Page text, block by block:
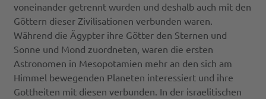
voneinander getrennt wurden und deshalb auch mit den
Göttern dieser Zivilisationen verbunden waren.
Während die Ägypter ihre Götter den Sternen und
Sonne und Mond zuordneten, waren die ersten
Astronomen in Mesopotamien mehr an den sich am
Himmel bewegenden Planeten interessiert und ihre
Gottheiten mit diesen verbunden. In der israelitischen